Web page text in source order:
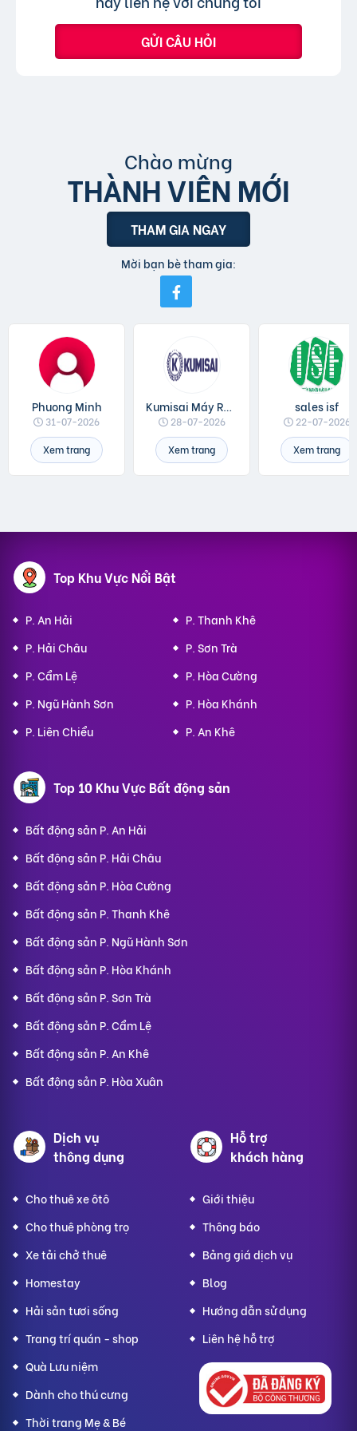
GỬI CÂU HỎI
Chào mừng
THÀNH VIÊN MỚI
THAM GIA NGAY
Mời bạn bè tham gia:
Phuong Minh
31-07-2026
Xem trang
Kumisai Máy Rửa Xe
28-07-2026
Xem trang
sales isf
22-07-2026
Xem trang
Top Khu Vực Nổi Bật
P. An Hải
P. Thanh Khê
P. Hải Châu
P. Sơn Trà
P. Cẩm Lệ
P. Hòa Cường
P. Ngũ Hành Sơn
P. Hòa Khánh
P. Liên Chiểu
P. An Khê
Top 10 Khu Vực Bất động sản
Bất động sản P. An Hải
Bất động sản P. Hải Châu
Bất động sản P. Hòa Cường
Bất động sản P. Thanh Khê
Bất động sản P. Ngũ Hành Sơn
Bất động sản P. Hòa Khánh
Bất động sản P. Sơn Trà
Bất động sản P. Cẩm Lệ
Bất động sản P. An Khê
Bất động sản P. Hòa Xuân
Dịch vụ
thông dụng
Cho thuê xe ôtô
Cho thuê phòng trọ
Xe tải chở thuê
Homestay
Hải sản tươi sống
Trang trí quán - shop
Quà Lưu niệm
Dành cho thú cưng
Thời trang Mẹ & Bé
Hỗ trợ
khách hàng
Giới thiệu
Thông báo
Bảng giá dịch vụ
Blog
Hướng dẫn sử dụng
Liên hệ hỗ trợ